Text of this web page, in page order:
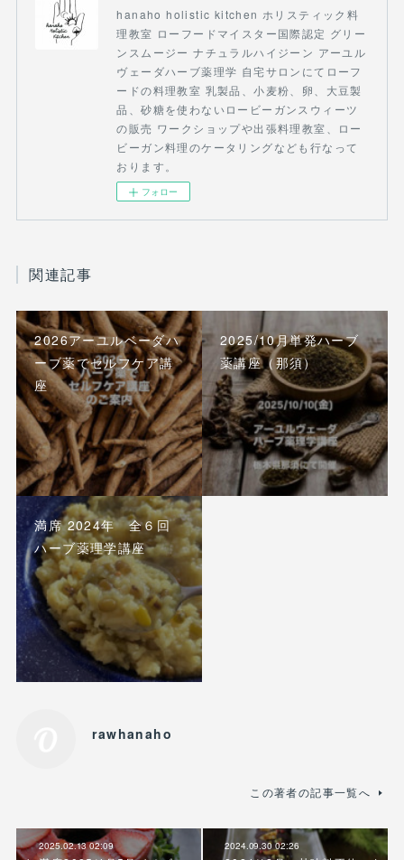
hanaho holistic kitchen ホリスティック料
理教室 ローフードマイスター国際認定 グリー
ンスムージー ナチュラルハイジーン アーユル
ヴェーダハーブ薬理学 自宅サロンにてローフ
ードの料理教室 乳製品、小麦粉、卵、大豆製
品、砂糖を使わないロービーガンスウィーツ
の販売 ワークショップや出張料理教室、ロー
ビーガン料理のケータリングなども行なって
おります。
フォロー
関連記事
2026アーユルベーダハ
ーブ薬でセルフケア講
座
2025/10月単発ハーブ
薬講座（那須）
満席 2024年 全６回
ハーブ薬理学講座
rawhanaho
この著者の記事一覧へ
2025.02.13 02:09 2024.09.30 02:26